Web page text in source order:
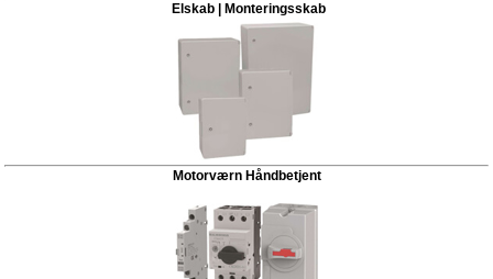
Elskab | Monteringsskab
Motorværn Håndbetjent